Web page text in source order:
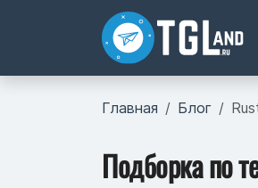
Главная Блог
Подборка по